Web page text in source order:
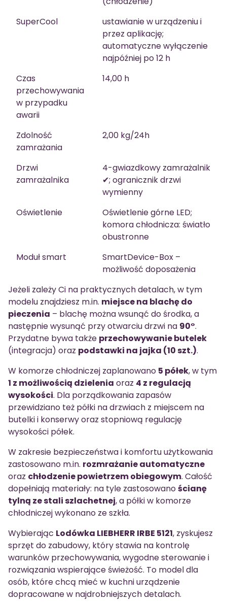
SuperCool
ustawianie w urządzeniu i
przez aplikację;
automatyczne wyłączenie
najpóźniej po 12 h
Czas
przechowywania
w przypadku
awarii
14,00 h
Zdolność
zamrażania
2,00 kg/24h
Drzwi
zamrażalnika
4-gwiazdkowy zamrażalnik
✔; ogranicznik drzwi
wymienny
Oświetlenie
Oświetlenie górne LED;
komora chłodnicza: światło
obustronne
Moduł smart
SmartDevice-Box –
możliwość doposażenia
Jeżeli zależy Ci na praktycznych detalach, w tym
modelu znajdziesz m.in. miejsce na blachę do
pieczenia – blachę można wsunąć do środka, a
następnie wysunąć przy otwarciu drzwi na 90°.
Przydatne bywa także przechowywanie butelek
(integracja) oraz podstawki na jajka (10 szt.).
W komorze chłodniczej zaplanowano 5 półek, w tym
1 z możliwością dzielenia oraz 4 z regulacją
wysokości. Dla porządkowania zapasów
przewidziano też półki na drzwiach z miejscem na
butelki i konserwy oraz stopniową regulację
wysokości półek.
W zakresie bezpieczeństwa i komfortu użytkowania
zastosowano m.in. rozmrażanie automatyczne
oraz chłodzenie powietrzem obiegowym. Całość
dopełniają materiały: na tyle zastosowanościanę
tylną ze stali szlachetnej, a półki w komorze
chłodniczej wykonano ze szkła.
Wybierając Lodówka LIEBHERR IRBE 5121, zyskujesz
sprzęt do zabudowy, który stawia na kontrolę
warunków przechowywania, wygodne sterowanie i
rozwiązania wspierające świeżość. To model dla
osób, które chcą mieć w kuchni urządzenie
dopracowane w najdrobniejszych detalach.